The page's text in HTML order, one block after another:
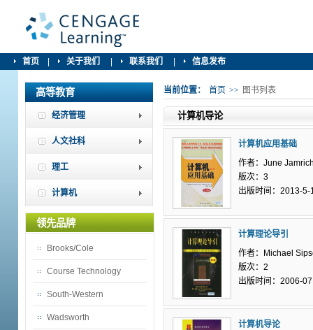
首页 关于我们 联系我们 信息发布
高等教育
经济管理
人文社科
理工
计算机
领先品牌
Brooks/Cole
Course Technology
South-Western
Wadsworth
当前位置： 首页 >> 图书列表
计算机导论
计算机应用基础
作者：June
版次：3
出版时间：2013-5-
计算理论导引
作者：Michael
版次：2
出版时间：2006-07
计算机导论